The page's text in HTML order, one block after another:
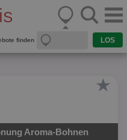
finden
★
Aroma-Bohnen